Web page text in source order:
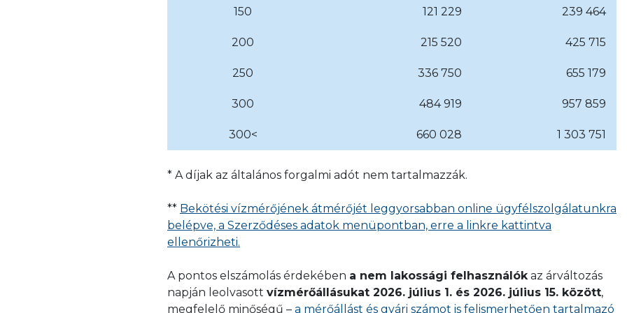
150 121 229 239 464
200 215 520 425 715
250 336 750 655 179
300 484 919 957 859
300< 660 028 1 303 751
* A díjak az általános forgalmi adót nem tartalmazzák.
** Bekötési vízmérőjének átmérőjét leggyorsabban online ügyfélszolgálatunkra
belépve, a Szerződéses adatok menüpontban, erre a linkre kattintva
ellenőrizheti.
A pontos elszámolás érdekében a nem lakossági felhasználók az árváltozás
napján leolvasott vízmérőállásukat 2026. július 1. és 2026. július 15. között,
megfelelő minőségű – a mérőállást és gyári számot is felismerhetően tartalmazó